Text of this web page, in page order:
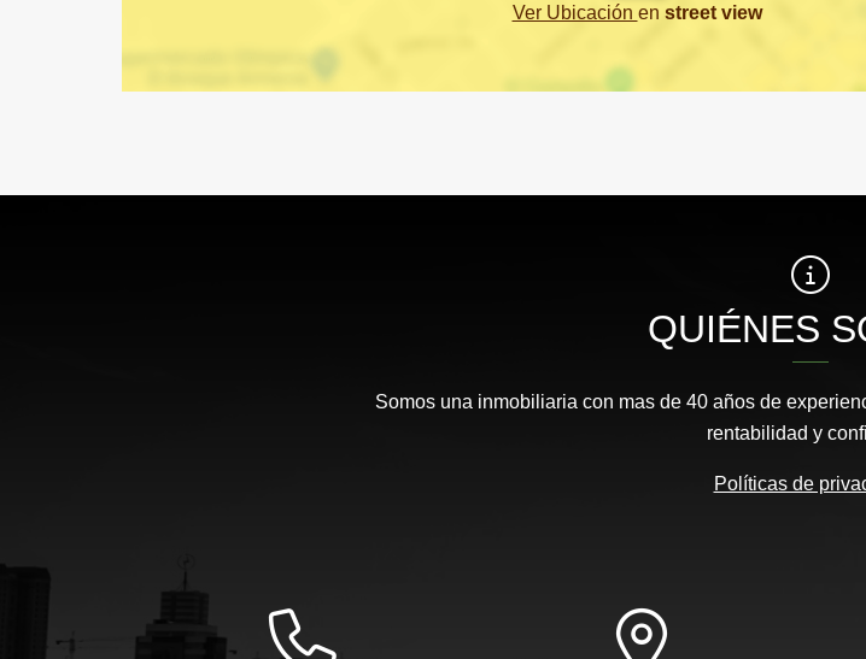
Ver Ubicación en street view
QUIÉNES
Somos una inmobiliaria con mas de 40 años de
rentabilidad y
Políticas de